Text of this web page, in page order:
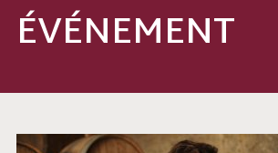
ÉVÉNEMENT